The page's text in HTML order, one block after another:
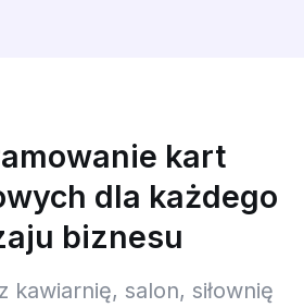
kart
dla każdego
biznesu
kawiarnię, salon, siłownię